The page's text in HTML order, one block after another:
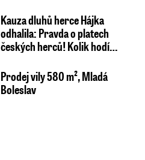
Kauza dluhů herce Hájka
odhalila: Pravda o platech
českých herců! Kolik hodí…
Prodej vily 580 m², Mladá
Boleslav